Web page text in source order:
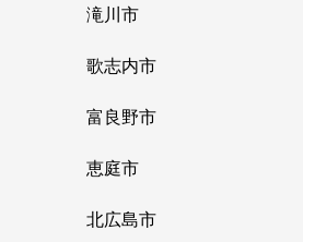
滝川市
歌志内市
富良野市
恵庭市
北広島市